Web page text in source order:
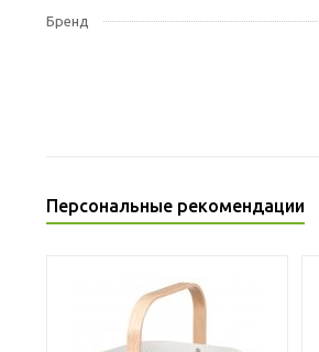
Бренд
Персональные рекомендации